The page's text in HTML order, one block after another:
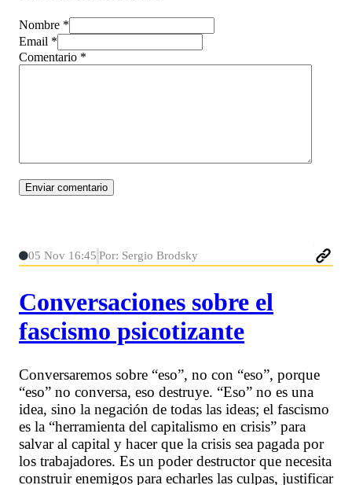
Nombre *
Email *
Comentario *
05 Nov 16:45 Por: Sergio Brodsky
Conversaciones sobre el
fascismo psicotizante
Conversaremos sobre “eso”, no con “eso”, porque
“eso” no conversa, eso destruye. “Eso” no es una
idea, sino la negación de todas las ideas; el fascismo
es la “herramienta del capitalismo en crisis” para
salvar al capital y hacer que la crisis sea pagada por
los trabajadores. Es un poder destructor que necesita
construir enemigos para echarles las culpas, justificar